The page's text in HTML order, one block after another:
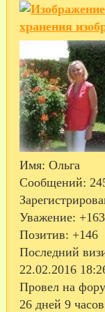
Имя: Ольга
Сообщений:
Уважение: +163
Позитив: +146
Последний
22.02.2016
Провел на
26 дней 9 часов